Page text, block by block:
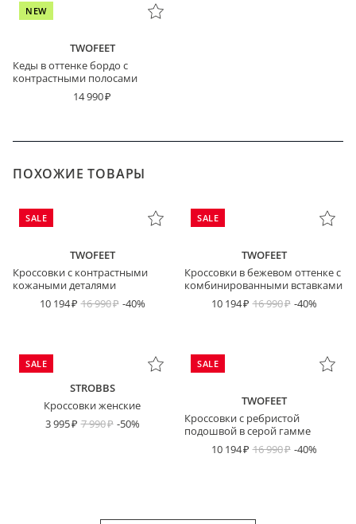
NEW
TWOFEET
Кеды в оттенке бордо с
контрастными полосами
14 990
ПОХОЖИЕ ТОВАРЫ
SALE
TWOFEET
Кроссовки с контрастными
кожаными деталями
10 194
16 990 -40%
SALE
TWOFEET
Кроссовки в бежевом оттенке с
комбинированными вставками
10 194
16 990 -40%
SALE
STROBBS
Кроссовки женские
3 995
7 990 -50%
SALE
TWOFEET
Кроссовки с ребристой
подошвой в серой гамме
10 194
16 990 -40%